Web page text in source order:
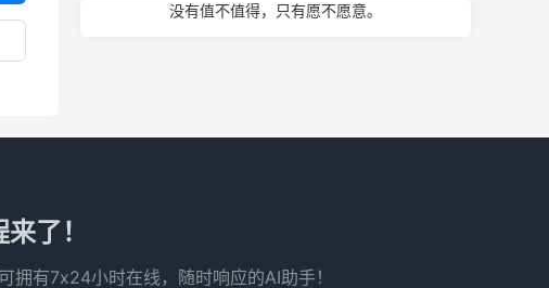
没有值不值得，只有愿不愿意。
了！
有7x24小时在线，随时响应的AI助手！